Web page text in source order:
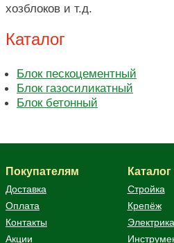
хозблоков и т.д.
Каталог
Блок пескоцементный
Блок газосиликатный
Блок бетонный
Покупателям
Доставка
Оплата
Контакты
Акции
Стройка
Крепёж
Электрика